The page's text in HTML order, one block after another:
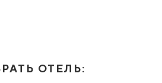
ОТЕЛЬ: